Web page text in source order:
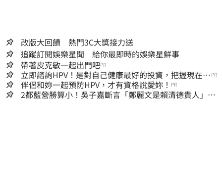
改版大回饋 熱門3C大獎接力送
追蹤訂閱娛樂星聞 給你最即時的娛樂星鮮事
帶著皮克敏一起出門吧PR
立即諮詢HPV！是對自己健康最好的投資，把握現在不
嫌晚！
PR
伴侶和妳一起預防HPV，才有資格說愛妳！ PR
2都藍營勝算小！吳子嘉斷言「鄭麗文是賴清德貴人」：